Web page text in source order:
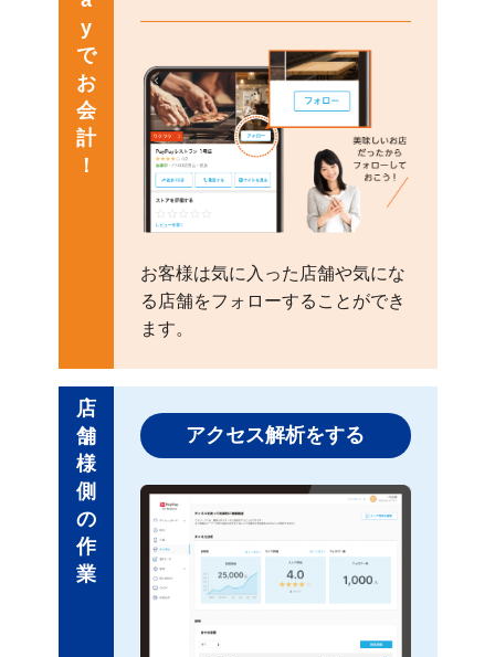
y
で
お
会
計
！
お客様は気に入った店舗や気にな
る店舗をフォローすることができ
ます。
店
舗
様
側
の
作
業
アクセス解析をする